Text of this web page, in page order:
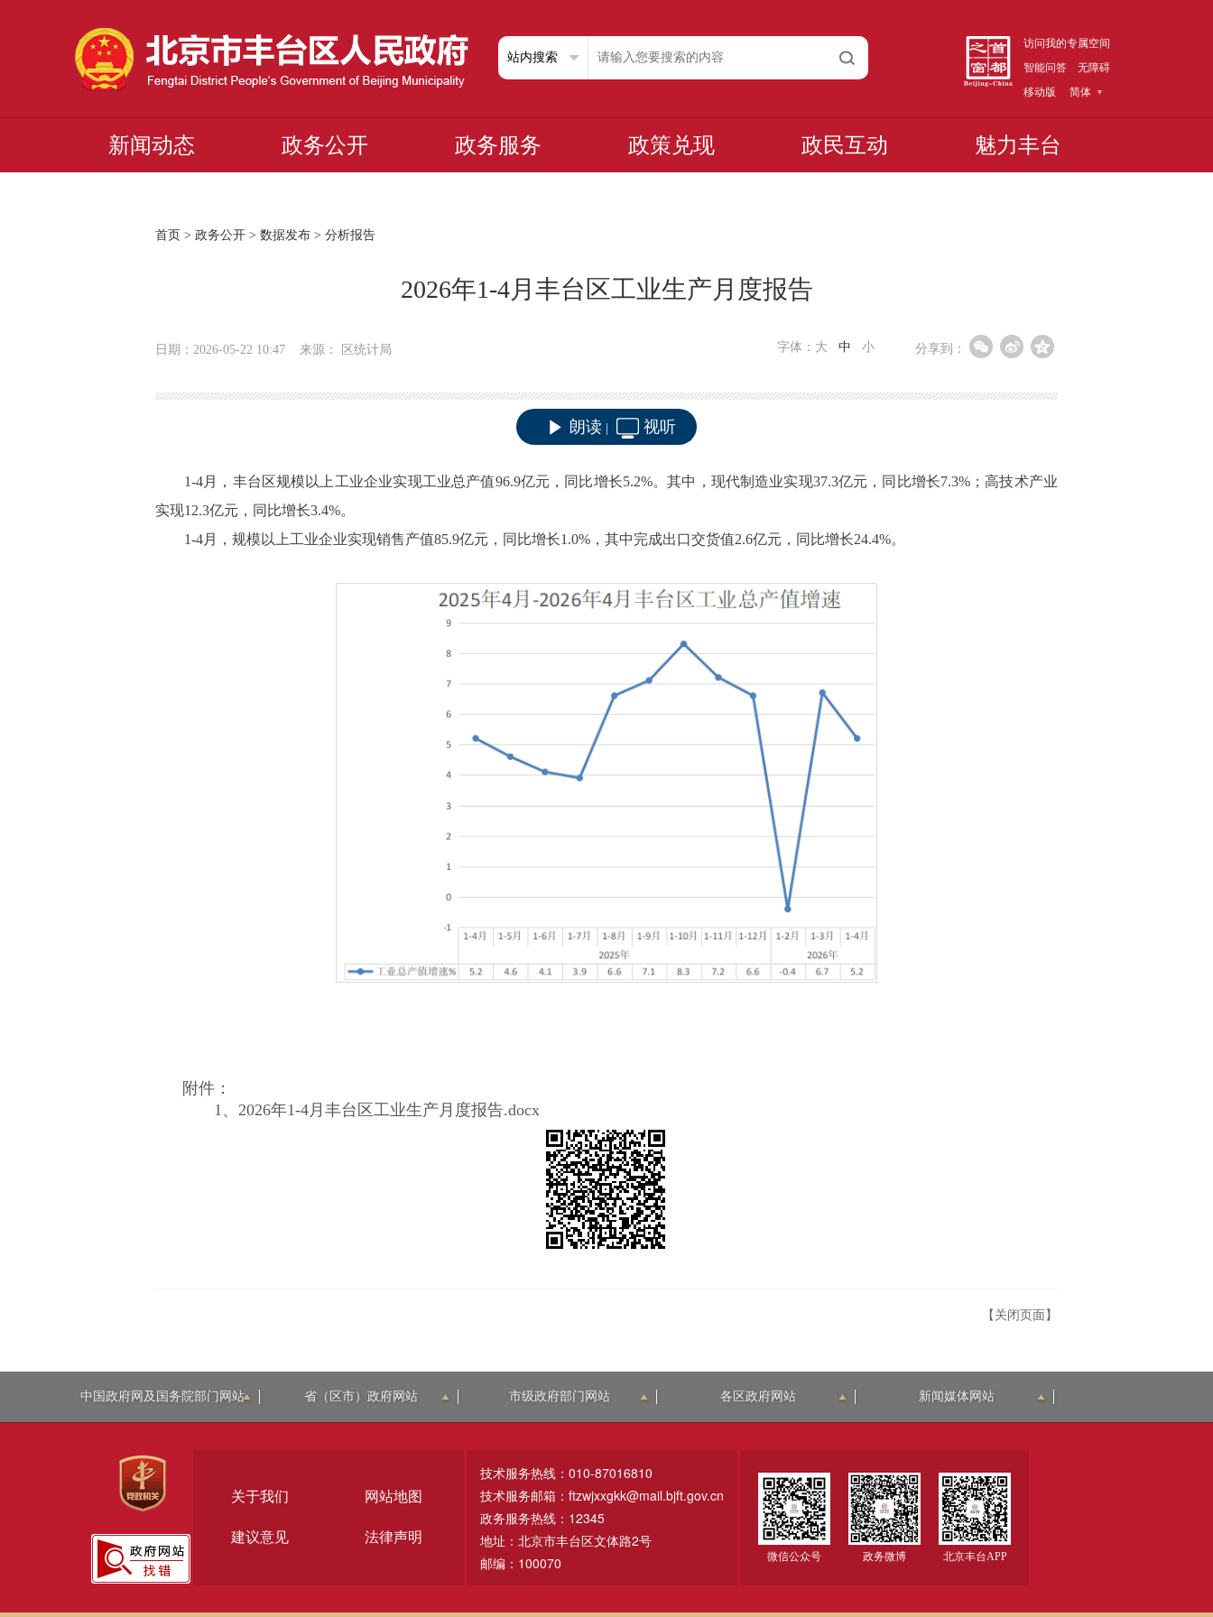
访问我的专属空间
智能问答
无障碍
移动版
简体
新闻动态 政务公开 政务服务 政策兑现 政民互动 魅力丰台
首页 > 政务公开 > 数据发布 > 分析报告
2026年1-4月丰台区工业生产月度报告
日期：2026-05-22 10:47 来源： 区统计局 分享到：
字体： 大 中 小
朗读 视听
1-4月，丰台区规模以上工业企业实现工业总产值96.9亿元，同比增长5.2%。其中，现代制造业实现37.3亿元，同比增长7.3%；高技术产业
实现12.3亿元，同比增长3.4%。
1-4月 ，规模以上工业企业实现销售产值85.9亿元，同比增长1.0%，其中完成出口交货值2.6亿元，同比增长24.4%。
附件：
1、 2026年1-4月丰台区工业生产月度报告.docx
【关闭页面】
中国政府网及国务院部门网站 省（区市）政府网站 市级政府部门网站 各区政府网站 新闻媒体网站
关于我们 网站地图
建议意见 法律声明
技术服务热线：010-87016810
技术服务邮箱：ftzwjxxgkk@mail.bjft.gov.cn
政务服务热线：12345
地址：北京市丰台区文体路2号
邮编：100070
微信公众号 政务微博 北京丰台APP